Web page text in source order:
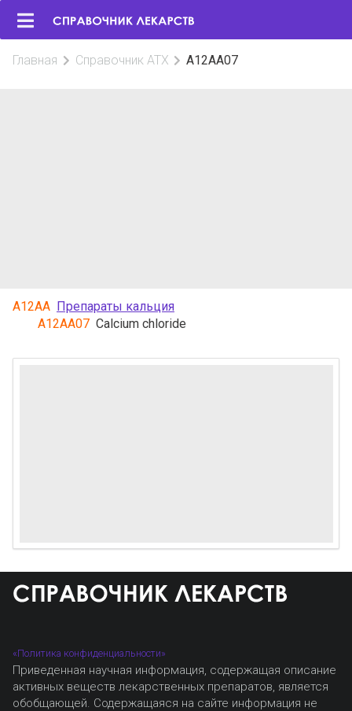
Главная Справочник АТХ A12AA07
A12AA Препараты кальция
A12AA07 Calcium chloride
«Политика конфиденциальности»
Приведенная научная информация, содержащая описание
активных веществ лекарственных препаратов, является
обобщающей. Содержащаяся на сайте информация не